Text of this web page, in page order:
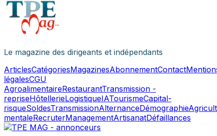
Le magazine des dirigeants et indépendants
ArticlesCatégoriesMagazinesAbonnementContact
légalesCGU
AgroalimentaireRestaurantTransmission -
repriseHôtellerieLogistiqueIATourismeCapital-
risqueSoldesTransmissionAlternanceDémographie
mentaleRecruterManagementArtisanatDéfaillances